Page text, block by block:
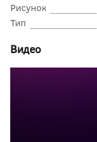
Рисунок
Тип
Видео